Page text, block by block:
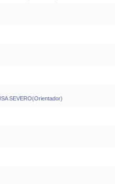
SEVERO(Orientador)